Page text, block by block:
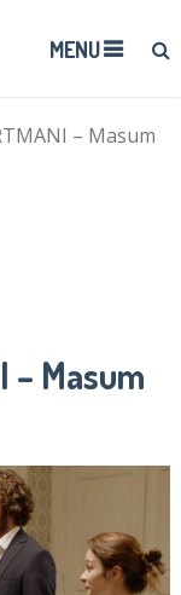
MENU
– Masum
– Masum